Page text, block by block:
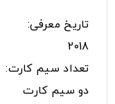
تاریخ معرفی:
2018
تعداد سیم کارت:
دو سیم کارت